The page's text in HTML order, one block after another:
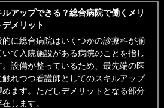
ルアップできる？総合病院で働くメリ
デメリット
的に総合病院はいくつかの診療科が揃
いて入院施設がある病院のことを指し
。設備が整っているため、最先端の医
触れつつ看護師としてのスキルアップ
めます。ただしデメリットとなる部分
在します。